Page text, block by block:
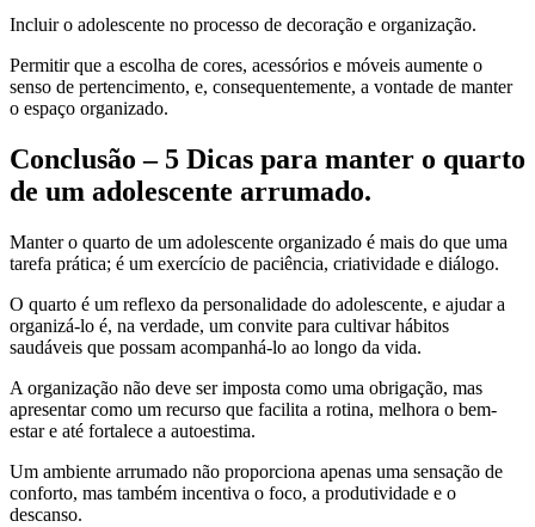
Incluir o adolescente no processo de decoração e organização.
Permitir que a escolha de cores, acessórios e móveis aumente o
senso de pertencimento, e, consequentemente, a vontade de manter
o espaço organizado.
Conclusão – 5 Dicas para manter o quarto
de um adolescente arrumado.
Manter o quarto de um adolescente organizado é mais do que uma
tarefa prática; é um exercício de paciência, criatividade e diálogo.
O quarto é um reflexo da personalidade do adolescente, e ajudar a
organizá-lo é, na verdade, um convite para cultivar hábitos
saudáveis ​​que possam acompanhá-lo ao longo da vida.
A organização não deve ser imposta como uma obrigação, mas
apresentar como um recurso que facilita a rotina, melhora o bem-
estar e até fortalece a autoestima.
Um ambiente arrumado não proporciona apenas uma sensação de
conforto, mas também incentiva o foco, a produtividade e o
descanso.